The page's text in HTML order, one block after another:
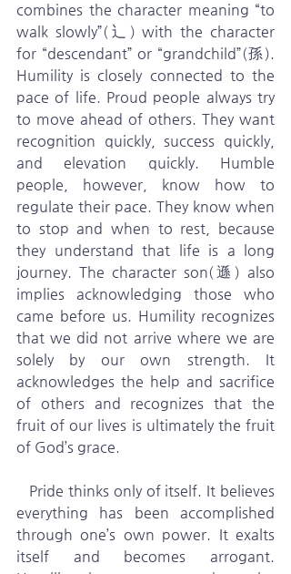
combines the character meaning “to
walk slowly”(辶) with the character
for “descendant” or “grandchild”(孫).
Humility is closely connected to the
pace of life. Proud people always try
to move ahead of others. They want
recognition quickly, success quickly,
and elevation quickly. Humble
people, however, know how to
regulate their pace. They know when
to stop and when to rest, because
they understand that life is a long
journey. The character son(遜) also
implies acknowledging those who
came before us. Humility recognizes
that we did not arrive where we are
solely by our own strength. It
acknowledges the help and sacrifice
of others and recognizes that the
fruit of our lives is ultimately the fruit
of God’s grace.
everything has been accomplished
through one’s own power. It exalts
itself and becomes arrogant.